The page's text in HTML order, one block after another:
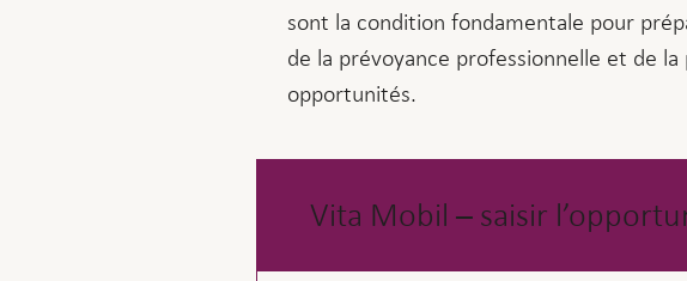
sont la condition fondamentale pour
de la prévoyance professionnelle et de
opportunités.
Vita Mobil – saisir